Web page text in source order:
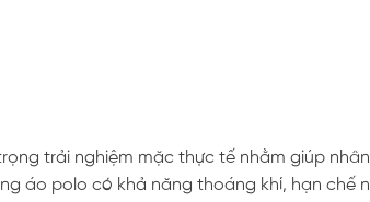
trải nghiệm mặc thực tế nhằm giúp
áo polo có khả năng thoáng khí, hạn chế